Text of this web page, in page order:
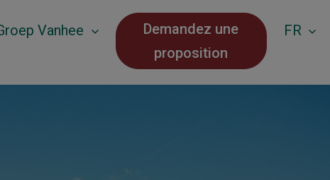
Vanhee
Demandez une
proposition
FR